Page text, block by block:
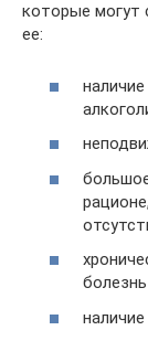
которые могут
ее: